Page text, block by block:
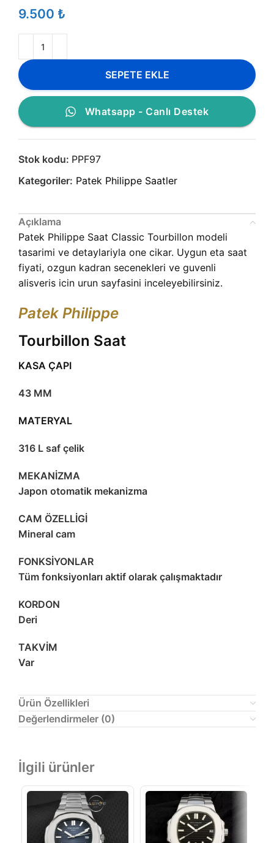
₺
SEPETE EKLE
Whatsapp - Canlı Destek
Stok kodu: PPF97
Kategoriler: Patek Philippe Saatler
Açıklama
Patek Philippe Saat Classic Tourbillon modeli
tasarimi ve detaylariyla one cikar. Uygun eta saat
fiyati, ozgun kadran secenekleri ve guvenli
alisveris icin urun sayfasini inceleyebilirsiniz.
Patek Philippe
Tourbillon Saat
KASA ÇAPI
43 MM
MATERYAL
316 L saf çelik
MEKANİZMA
Japon otomatik mekanizma
CAM ÖZELLİGİ
Mineral cam
FONKSİYONLAR
Tüm fonksiyonları aktif olarak çalışmaktadır
KORDON
Deri
TAKVİM
Var
Ürün Özellikleri
Değerlendirmeler (0)
İlgili ürünler